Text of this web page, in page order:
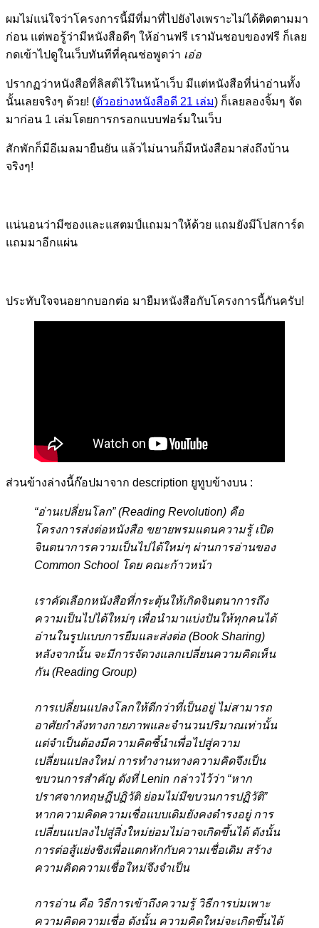
ผมไม่แน่ใจว่าโครงการนี้มีที่มาที่ไปยังไงเพราะไม่ได้ติดตามมา
ก่อน แต่พอรู้ว่ามีหนังสือดีๆ ให้อ่านฟรี เรามันชอบของฟรี ก็เลย
กดเข้าไปดูในเว็บทันทีที่คุณช่อพูดว่า เอ่อ
ปรากฏว่าหนังสือที่ลิสต์ไว้ในหน้าเว็บ มีแต่หนังสือที่น่าอ่านทั้ง
นั้นเลยจริงๆ ด้วย! (ตัวอย่างหนังสือดี 21 เล่ม) ก็เลยลองจิ้มๆ จัด
มาก่อน 1 เล่มโดยการกรอกแบบฟอร์มในเว็บ
สักพักก็มีอีเมลมายืนยัน แล้วไม่นานก็มีหนังสือมาส่งถึงบ้าน
จริงๆ!
แน่นอนว่ามีซองและแสตมป์แถมมาให้ด้วย แถมยังมีโปสการ์ด
แถมมาอีกแผ่น
ประทับใจจนอยากบอกต่อ มายืมหนังสือกับโครงการนี้กันครับ!
ส่วนข้างล่างนี้ก๊อปมาจาก description ยูทูบข้างบน :
“อ่านเปลี่ยนโลก” (Reading Revolution) คือ
โครงการส่งต่อหนังสือ ขยายพรมแดนความรู้ เปิด
จินตนาการความเป็นไปได้ใหม่ๆ ผ่านการอ่านของ
Common School โดย คณะก้าวหน้า
เราคัดเลือกหนังสือที่กระตุ้นให้เกิดจินตนาการถึง
ความเป็นไปได้ใหม่ๆ เพื่อนำมาแบ่งปันให้ทุกคนได้
อ่านในรูปแบบการยืมและส่งต่อ (Book Sharing)
หลังจากนั้น จะมีการจัดวงแลกเปลี่ยนความคิดเห็น
กัน (Reading Group)
การเปลี่ยนแปลงโลกให้ดีกว่าที่เป็นอยู่ ไม่สามารถ
อาศัยกำลังทางกายภาพและจำนวนปริมาณเท่านั้น
แต่จำเป็นต้องมีความคิดชี้นำเพื่อไปสู่ความ
เปลี่ยนแปลงใหม่ การทำงานทางความคิดจึงเป็น
ขบวนการสำคัญ ดังที่ Lenin กล่าวไว้ว่า “หาก
ปราศจากทฤษฎีปฏิวัติ ย่อมไม่มีขบวนการปฏิวัติ”
หากความคิดความเชื่อแบบเดิมยังคงดำรงอยู่ การ
เปลี่ยนแปลงไปสู่สิ่งใหม่ย่อมไม่อาจเกิดขึ้นได้ ดังนั้น
การต่อสู้แย่งชิงเพื่อแตกหักกับความเชื่อเดิม สร้าง
ความคิดความเชื่อใหม่จึงจำเป็น
การอ่าน คือ วิธีการเข้าถึงความรู้ วิธีการบ่มเพาะ
ความคิดความเชื่อ ดังนั้น ความคิดใหม่จะเกิดขึ้นได้